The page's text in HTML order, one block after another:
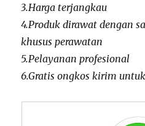
3.Harga terjangkau
4.Produk dirawat dengan
khusus perawatan
5.Pelayanan profesional
6.Gratis ongkos kirim